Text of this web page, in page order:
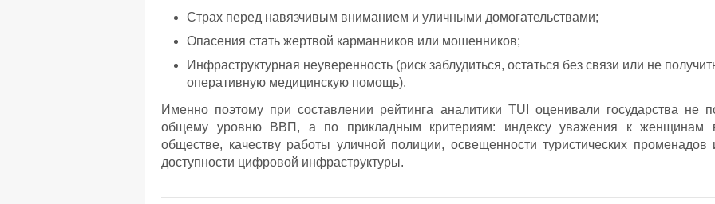
Страх перед навязчивым вниманием и уличными домогательствами;
Опасения стать жертвой карманников или мошенников;
Инфраструктурная неуверенность (риск заблудиться, остаться без связи или не
оперативную медицинскую помощь).
Именно поэтому при составлении рейтинга аналитики TUI оценивали государства не
общему уровню ВВП, а по прикладным критериям: индексу уважения к женщинам
обществе, качеству работы уличной полиции, освещенности туристических променадов
доступности цифровой инфраструктуры.